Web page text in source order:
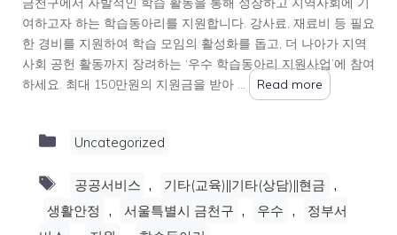
여하고자 하는 학습동아리를 지원합니다. 강사료, 재료비 등 필요
한 경비를 지원하여 학습 모임의 활성화를 돕고, 더 나아가 지역
사회 공헌 활동까지 장려하는 ‘우수 학습동아리 지원사업’에 참여
하세요. 최대 150만원의 지원금을 받아 …
Read more
Categories
Uncategorized
Tags
공공서비스 , 기타(교육)||기타(상담)||현금 ,
생활안정 , 서울특별시 금천구 , 우수 ,
정부서